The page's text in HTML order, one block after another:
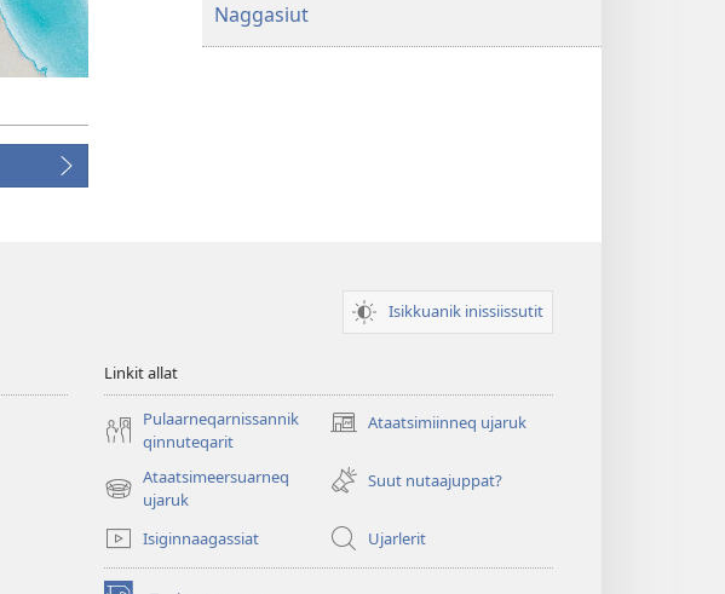
Naggasiut
Isikkuanik inissiissutit
Linkit allat
Pulaarneqarnissannik
qinnuteqarit
Ataatsimiinneq ujaruk
(opens
window)
Ataatsimeersuarneq
ujaruk
(opens
window)
Suut nutaajuppat?
Isiginnaagassiat Ujarlerit